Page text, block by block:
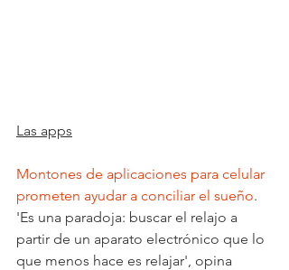
Las apps
Montones de aplicaciones para celular
prometen ayudar a conciliar el sueño.
'Es una paradoja: buscar el relajo a
partir de un aparato electrónico que lo
que menos hace es relajar', opina